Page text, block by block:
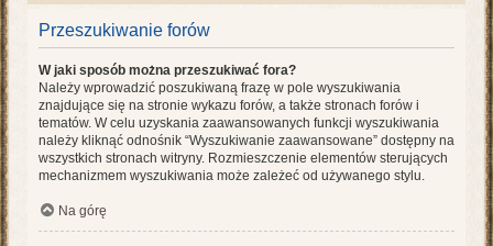
Przeszukiwanie forów
W jaki sposób można przeszukiwać fora?
Należy wprowadzić poszukiwaną frazę w pole wyszukiwania
znajdujące się na stronie wykazu forów, a także stronach forów i
tematów. W celu uzyskania zaawansowanych funkcji wyszukiwania
należy kliknąć odnośnik “Wyszukiwanie zaawansowane” dostępny na
wszystkich stronach witryny. Rozmieszczenie elementów sterujących
mechanizmem wyszukiwania może zależeć od używanego stylu.
Na górę